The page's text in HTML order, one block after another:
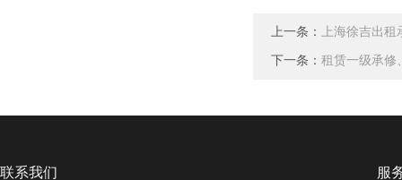
上一条： 上海徐吉出
下一条： 租赁一级承修
联系我们 服